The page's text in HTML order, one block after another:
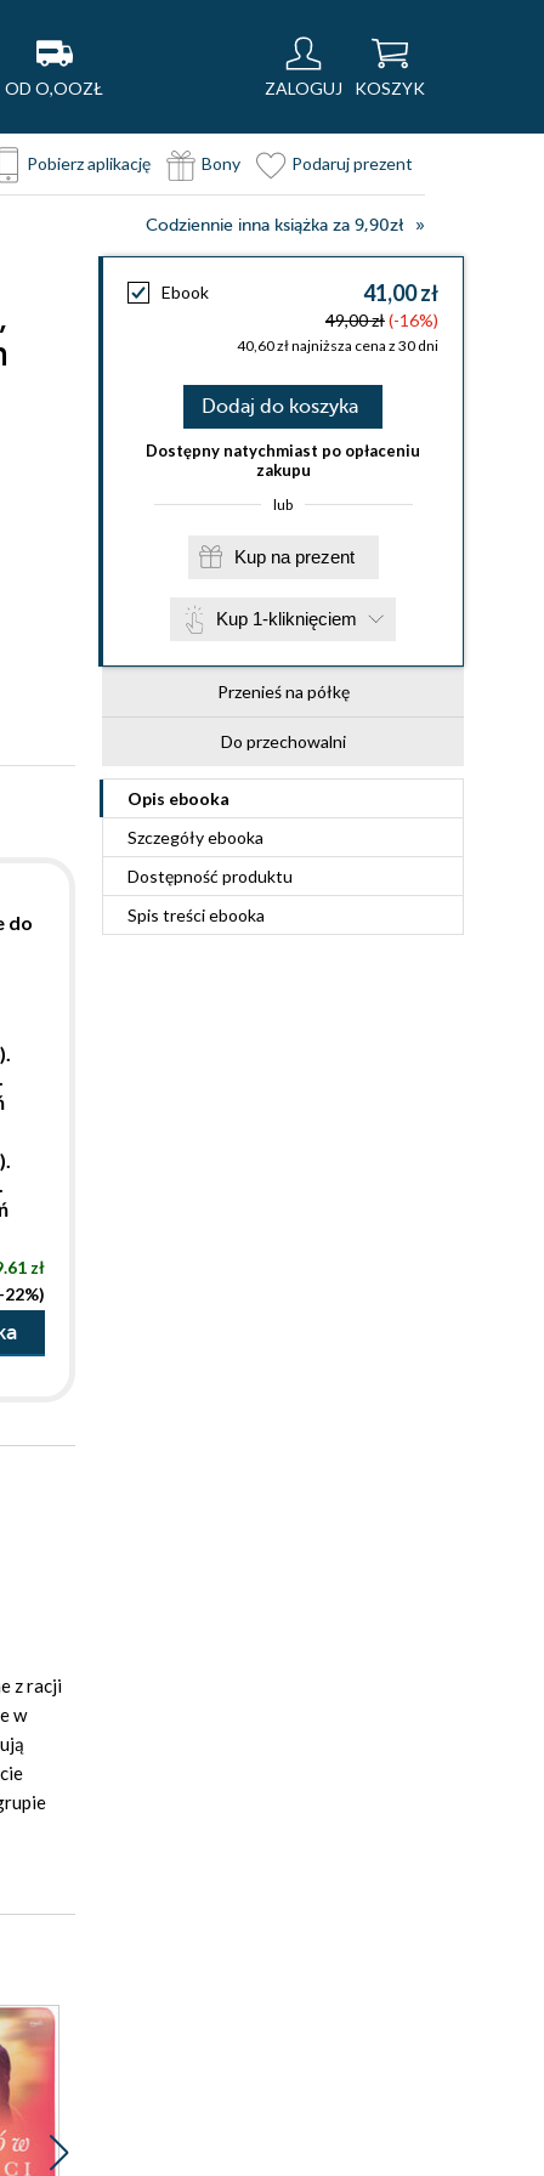
OD O,OOZŁ ZALOGUJ KOSZYK
Pobierz aplikację Bony Podaruj prezent
Codziennie inna książka za 9,90zł
Ebook 41,00 zł
49,00 zł(-16%)
40,60 zł najniższa cena z 30 dni
Dodaj do koszyka
Dostępny natychmiast po opłaceniu
zakupu
lub
Kup na prezent
Kup 1-kliknięciem
Przenieś na półkę
Do przechowalni
Opis ebooka
Szczegółyebooka
Dostępność produktu
Spis treściebooka
do
zł
22%)
z racji
w